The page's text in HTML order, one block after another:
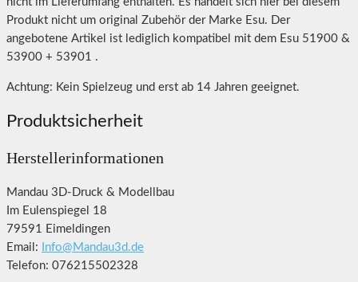
Produkt nicht um original Zubehör der Marke Esu. Der
angebotene Artikel ist lediglich kompatibel mit dem Esu 51900 &
53900 + 53901 .
Achtung: Kein Spielzeug und erst ab 14 Jahren geeignet.
Produktsicherheit
Herstellerinformationen
Mandau 3D-Druck & Modellbau
Im Eulenspiegel 18
79591 Eimeldingen
Email:
Info@Mandau3d.de
Telefon: 076215502328